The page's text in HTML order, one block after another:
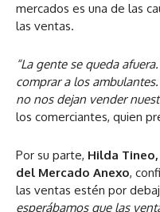
mercados es una de las
las ventas.
“La gente se queda
comprar a los
no nos dejan vender
los comerciantes, quien
Por su parte, Hilda
del Mercado Anexo,
las ventas estén por
esperábamos que las